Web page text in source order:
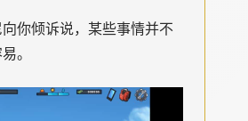
你倾诉说，某些事情并不
。